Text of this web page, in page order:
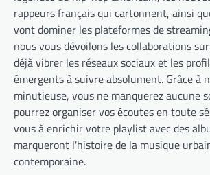
rappeurs français qui cartonnent, ainsi
vont dominer les plateformes de
nous vous dévoilons les collaborations
déjà vibrer les réseaux sociaux et les
émergents à suivre absolument. Grâce à
minutieuse, vous ne manquerez aucune
pourrez organiser vos écoutes en toute
vous à enrichir votre playlist avec des
marqueront l'histoire de la musique
contemporaine.